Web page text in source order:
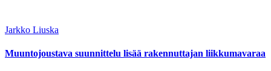
Jarkko Liuska
Muuntojoustava suunnittelu lisää rakennuttajan liikkumavaraa